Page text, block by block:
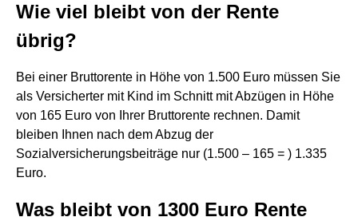
Wie viel bleibt von der Rente
übrig?
Bei einer Bruttorente in Höhe von 1.500 Euro müssen Sie
als Versicherter mit Kind im Schnitt mit Abzügen in Höhe
von 165 Euro von Ihrer Bruttorente rechnen. Damit
bleiben Ihnen nach dem Abzug der
Sozialversicherungsbeiträge nur (1.500 – 165 = ) 1.335
Euro.
Was bleibt von 1300 Euro Rente